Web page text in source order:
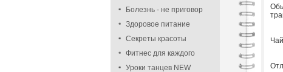
Болезнь - не приговор
Здоровое питание
Секреты красоты
Фитнес для каждого
Уроки танцев NEW